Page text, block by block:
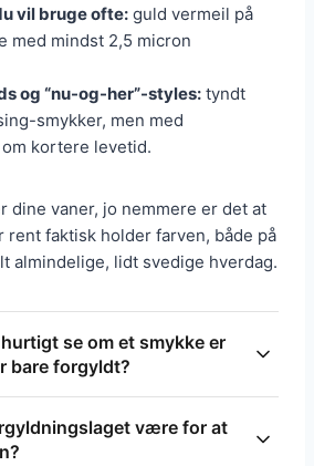
vil bruge ofte: guld vermeil på
med mindst 2,5 micron
og “nu-og-her”-styles: tyndt
smykker, men med
kortere levetid.
dine vaner, jo nemmere er det at
faktisk holder farven, både på
almindelige, lidt svedige hverdag.
se om et smykke er
bare forgyldt?
(gold filled/gold plated) og
være for at